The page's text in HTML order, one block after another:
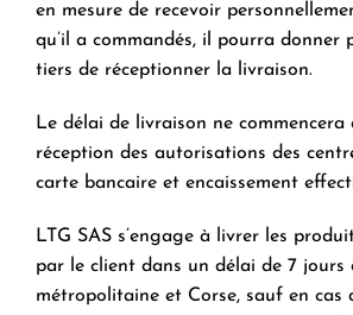
en mesure de recevoir
qu’il a commandés, il pourra donner
tiers de réceptionner la livraison.
Le délai de livraison ne commencera
réception des autorisations des
carte bancaire et encaissement
LTG SAS s’engage à livrer les
par le client dans un délai de 7 jours
métropolitaine et Corse, sauf en cas